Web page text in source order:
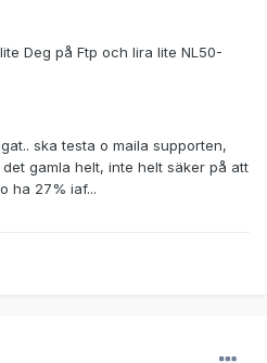
Deg på Ftp och lira lite NL50-
ska testa o maila supporten,
gamla helt, inte helt säker på att
ha 27% iaf...